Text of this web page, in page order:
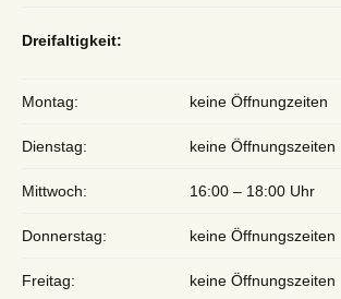
Dreifaltigkeit:
Montag: keine Öffnungzeiten
Dienstag: keine Öffnungszeiten
Mittwoch: 16:00 – 18:00 Uhr
Donnerstag: keine Öffnungszeiten
Freitag: keine Öffnungszeiten